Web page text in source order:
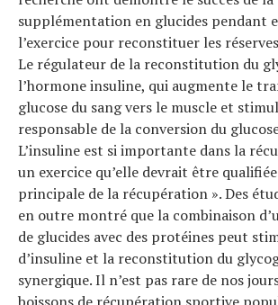
supplémentation en glucides pendant
l’exercice pour reconstituer les
Le régulateur de la reconstitution du
l’hormone insuline, qui augmente le
glucose du sang vers le muscle et
responsable de la conversion du
L’insuline est si importante dans la
un exercice qu’elle devrait être
principale de la récupération ». Des
en outre montré que la combinaison
de glucides avec des protéines peut
d’insuline et la reconstitution du
synergique. Il n’est pas rare de nos